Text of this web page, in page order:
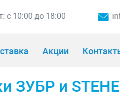
с 10:00 до 18:00
Акции
ЗУБР и